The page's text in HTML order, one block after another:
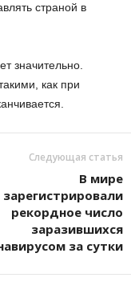
страной в
значительно.
как при
Следующая статья
В мире
зарегистрировали
рекордное число
заразившихся
за сутки